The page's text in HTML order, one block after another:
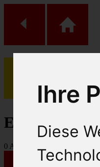
Ihre
Diese
(0)
Einkaufs
0 Artikel